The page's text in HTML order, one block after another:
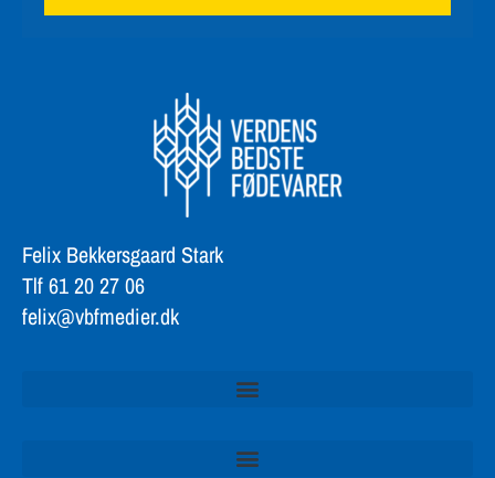
Felix Bekkersgaard Stark
Tlf 61 20 27 06
felix@vbfmedier.dk